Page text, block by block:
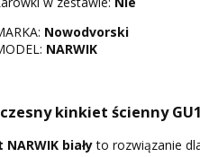
Nowodvorski
NARWIK
kinkiet ścienny
białyto rozwiązanie